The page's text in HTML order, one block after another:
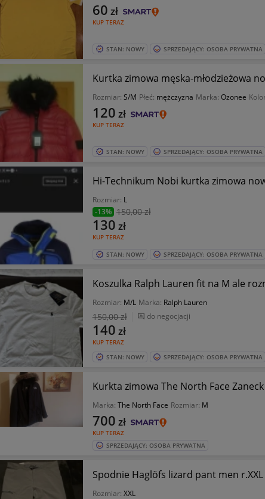
KUP TERAZ
60 zł
STAN: NOWY SPRZEDAJĄCY: OSOBA PRYWATNA
Kurtka zimowa męska-młodzieżowa
Rozmiar: S/M Płeć: mężczyzna Marka: Ozonee
KUP TERAZ
120 zł
STAN: NOWY SPRZEDAJĄCY: OSOBA PRYWATNA
Hi-Technikum Nobi kurtka zimowa
Rozmiar: L
-13% 150,00 zł
KUP TERAZ
130 zł
STAN: NOWY SPRZEDAJĄCY: OSOBA PRYWATNA
Koszulka Ralph Lauren fit na M ale
Rozmiar: M/L Marka: Ralph Lauren
150,00 zł do negocjacji
KUP TERAZ
140 zł
STAN: NOWY SPRZEDAJĄCY: OSOBA PRYWATNA
Kurkta zimowa The North Face
Marka: The North Face Rozmiar: M
KUP TERAZ
700 zł
SPRZEDAJĄCY: OSOBA PRYWATNA
Spodnie Haglöfs lizard pant men r.XXL
Rozmiar: XXL